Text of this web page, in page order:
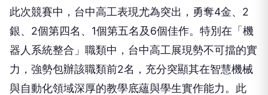
銀、2個第四名、1個第五名及6個佳作。特別在「機
器人系統整合」職類中，台中高工展現勢不可擋的實
力，強勢包辦該職類前2名，充分突顯其在智慧機械
與自動化領域深厚的教學底蘊與學生實作能力。此
外，大甲高工、明道高中及明德高中同樣表現傑出，